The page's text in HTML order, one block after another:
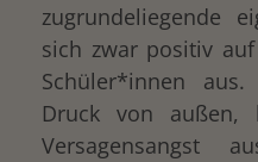
zugrundeliegende
sich zwar positiv
Schüler*innen
Druck von außen,
Versagensangst